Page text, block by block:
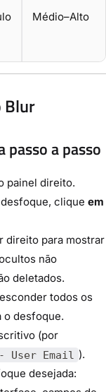
Médio–Alto
Blur
passo a passo
painel direito.
clique em
direito para mostrar
não
deletados.
todos os
o desfoque.
(por
User Email ).
desejada: